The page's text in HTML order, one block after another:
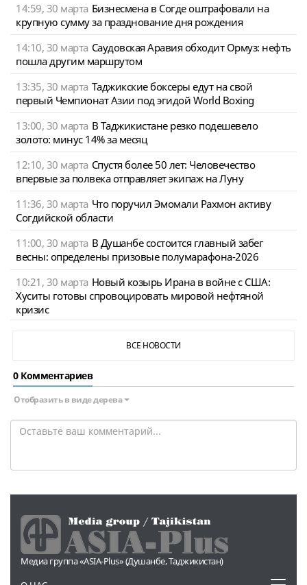
14:59, 30 марта Бизнесмена в Согде оштрафовали на
крупную сумму за празднование дня рождения
14:10, 30 марта Саудовская Аравия обходит Ормуз: нефть
пошла другим маршрутом
13:35, 30 марта Таджикские боксеры едут на свой
первый Чемпионат Азии под эгидой World Boxing
13:00, 30 марта В Таджикистане резко подешевело
золото: минус 14% за месяц
12:10, 30 марта Спустя более 50 лет: Человечество
впервые за полвека отправляет экипаж на Луну
11:36, 30 марта Что поручил Эмомали Рахмон активу
Согдийской области
11:00, 30 марта В Душанбе состоится главный забег
весны: определены призовые полумарафона-2026
10:21, 30 марта Новый козырь Ирана в войне с США:
Хуситы готовы спровоцировать мировой нефтяной
кризис
ВСЕ НОВОСТИ
0 Комментариев
Отобразить в виде дерева
Медиа группа «ASIA-Plus» (Душанбе, Таджикистан)